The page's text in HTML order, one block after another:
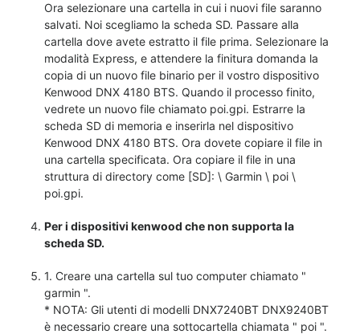
Ora selezionare una cartella in cui i nuovi file saranno
salvati. Noi scegliamo la scheda SD. Passare alla
cartella dove avete estratto il file prima. Selezionare la
modalità Express, e attendere la finitura domanda la
copia di un nuovo file binario per il vostro dispositivo
Kenwood DNX 4180 BTS. Quando il processo finito,
vedrete un nuovo file chiamato poi.gpi. Estrarre la
scheda SD di memoria e inserirla nel dispositivo
Kenwood DNX 4180 BTS. Ora dovete copiare il file in
una cartella specificata. Ora copiare il file in una
struttura di directory come [SD]: \ Garmin \ poi \
poi.gpi.
Per i dispositivi kenwood che non supporta la
scheda SD.
1. Creare una cartella sul tuo computer chiamato "
garmin ".
* NOTA: Gli utenti di modelli DNX7240BT DNX9240BT
è necessario creare una sottocartella chiamata " poi ".